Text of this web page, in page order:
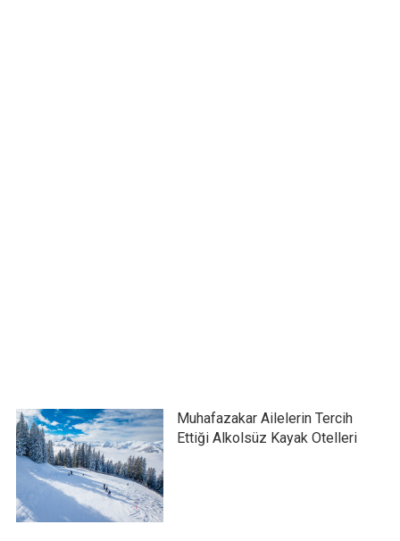
Muhafazakar Ailelerin Tercih
Ettiği Alkolsüz Kayak Otelleri